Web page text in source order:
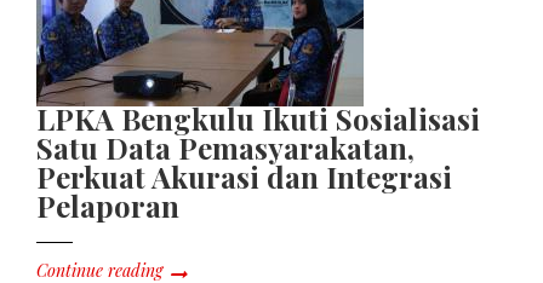
LPKA Bengkulu Ikuti Sosialisasi
Satu Data Pemasyarakatan,
Perkuat Akurasi dan Integrasi
Pelaporan
Continue reading